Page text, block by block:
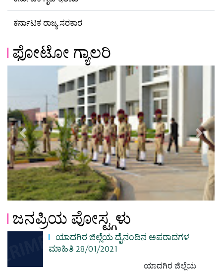
ಕರ್ನಾಟಕ ರಾಜ್ಯ ಸರಕಾರ
ಫೋಟೋ ಗ್ಯಾಲರಿ
Previous Next
ಜನಪ್ರಿಯ ಪೋಸ್ಟ್ಗಳು
ಯಾದಗಿರ ಜಿಲ್ಲೆಯ ದೈನಂದಿನ ಅಪರಾದಗಳ
ಮಾಹಿತಿ 28/01/2021
ಯಾದಗಿರ ಜಿಲ್ಲೆಯ